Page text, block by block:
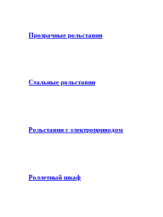
Прозрачные рольставни
Стальные рольставни
Рольставни с электроприводом
Роллетный шкаф